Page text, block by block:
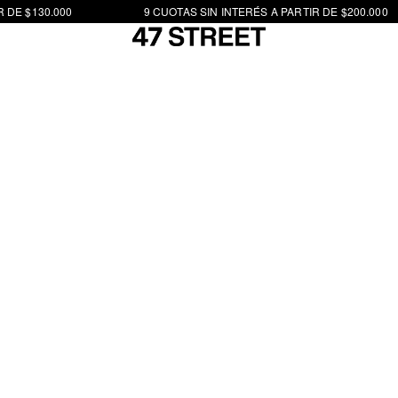
DE $130.000 9 CUOTAS SIN INTERÉS A PARTIR DE $200.000